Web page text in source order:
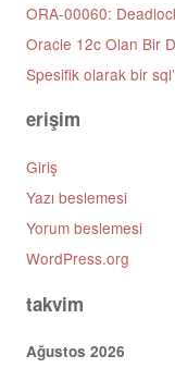
ORA-00060:
Oracle 12c Olan Bir
Spesifik olarak bir
erişim
Giriş
Yazı beslemesi
Yorum beslemesi
WordPress.org
takvim
Ağustos 2026